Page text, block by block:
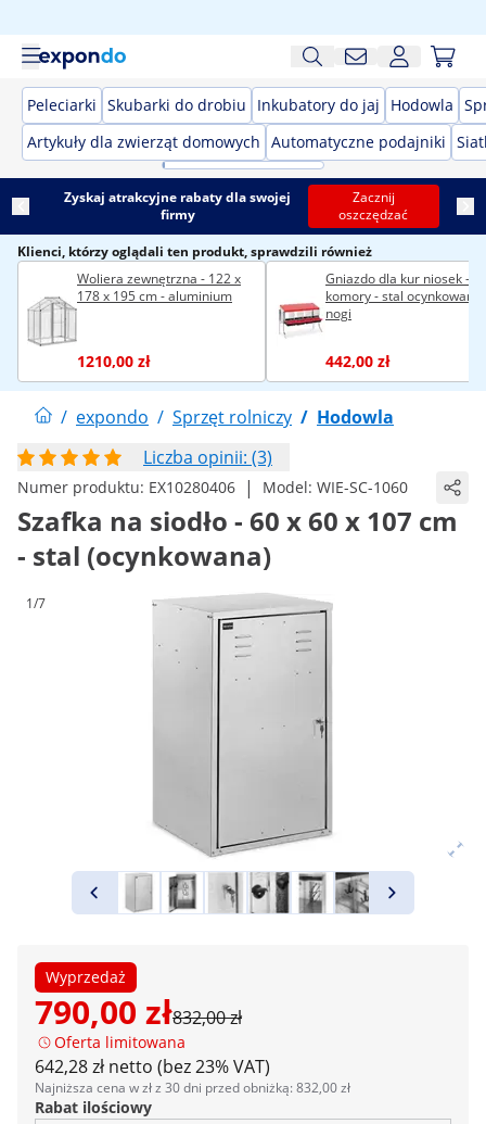
Peleciarki Skubarki do drobiu Inkubatory do jaj Hodowla
Artykuły dla zwierząt domowych Automatyczne podajniki
Zyskaj atrakcyjne rabaty dla swojej
firmy
Zacznij
oszczędzać
Klienci, którzy oglądali ten produkt, sprawdzili również
Woliera zewnętrzna - 122 x
178 x 195 cm - aluminium
1210,00 zł
Gniazdo dla kur niosek - 4
komory - stal ocynkowana
nogi
442,00 zł
/ expondo / Sprzęt rolniczy / Hodowla
Liczba opinii: (3)
Numer produktu: EX10280406 | Model: WIE-SC-1060
Szafka na siodło - 60 x 60 x 107 cm
- stal (ocynkowana)
1/7
Wyprzedaż
790,00 zł832,00 zł
Oferta limitowana
642,28 zł netto (bez 23% VAT)
Najniższa cena w zł z 30 dni przed obniżką: 832,00 zł
Rabat ilościowy